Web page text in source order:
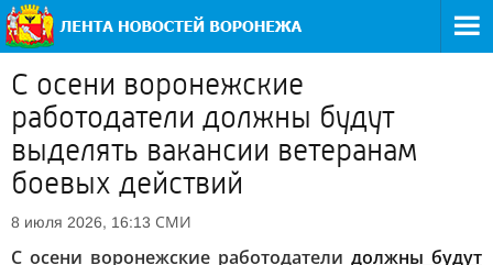
С осени воронежские
работодатели должны будут
выделять вакансии ветеранам
боевых действий
8 июля 2026, 16:13 СМИ
С осени воронежские работодатели должны будут